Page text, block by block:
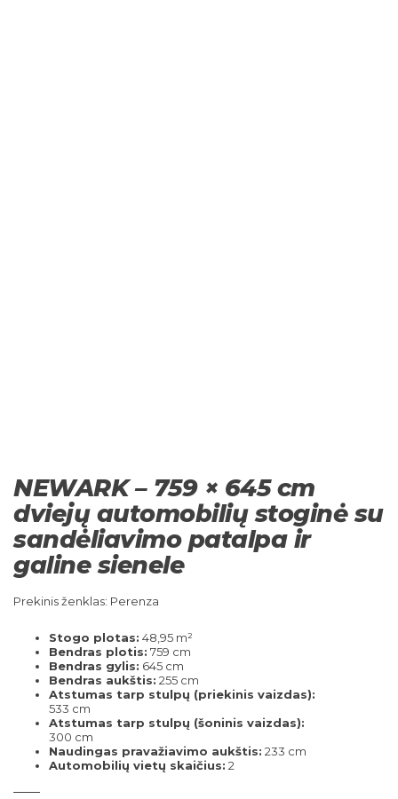
NEWARK – 759 × 645 cm
dviejų automobilių stoginė su
sandėliavimo patalpa ir
galine sienele
Prekinis ženklas: Perenza
Stogo plotas: 48,95 m²
Bendras plotis: 759 cm
Bendras gylis: 645 cm
Bendras aukštis: 255 cm
Atstumas tarp stulpų (priekinis vaizdas):
533 cm
Atstumas tarp stulpų (šoninis vaizdas):
300 cm
Naudingas pravažiavimo aukštis: 233 cm
Automobilių vietų skaičius: 2